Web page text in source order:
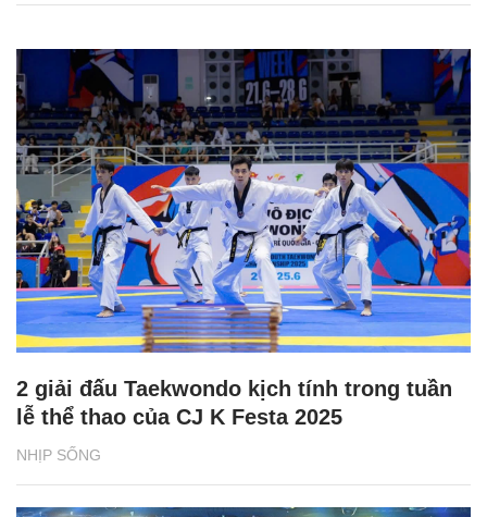
NHỊP SỐNG
2 giải đấu Taekwondo kịch tính trong tuần
lễ thể thao của CJ K Festa 2025